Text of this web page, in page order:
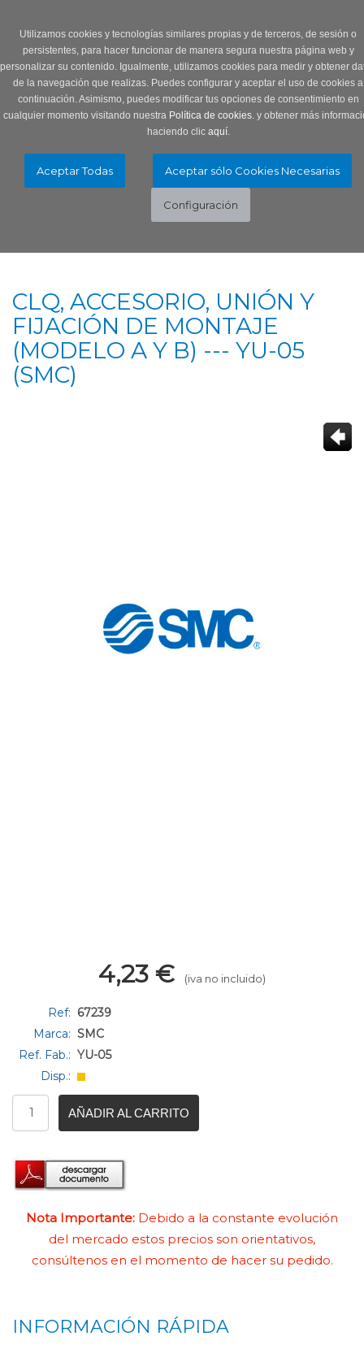
Utilizamos cookies y tecnologías similares propias y de terceros, de sesión o
persistentes, para hacer funcionar de manera segura nuestra página web y
personalizar su contenido. Igualmente, utilizamos cookies para medir y obtener
de la navegación que realizas. Puedes configurar y aceptar el uso de cookies a
continuación. Asimismo, puedes modificar tus opciones de consentimiento en
cualquier momento visitando nuestra Política de cookies.y obtener más
haciendo clic aquí.
CLQ, ACCESORIO, UNIÓN Y
FIJACIÓN DE MONTAJE
(MODELO A Y B) --- YU-05
(SMC)
4,23 € (iva no incluido)
Ref: 67239
Marca: SMC
Ref. Fab.: YU-05
Disp.:
AÑADIR AL CARRITO
Nota Importante: Debido a la constante evolución
del mercado estos precios son orientativos,
consúltenos en el momento de hacer su pedido.
INFORMACIÓN RÁPIDA